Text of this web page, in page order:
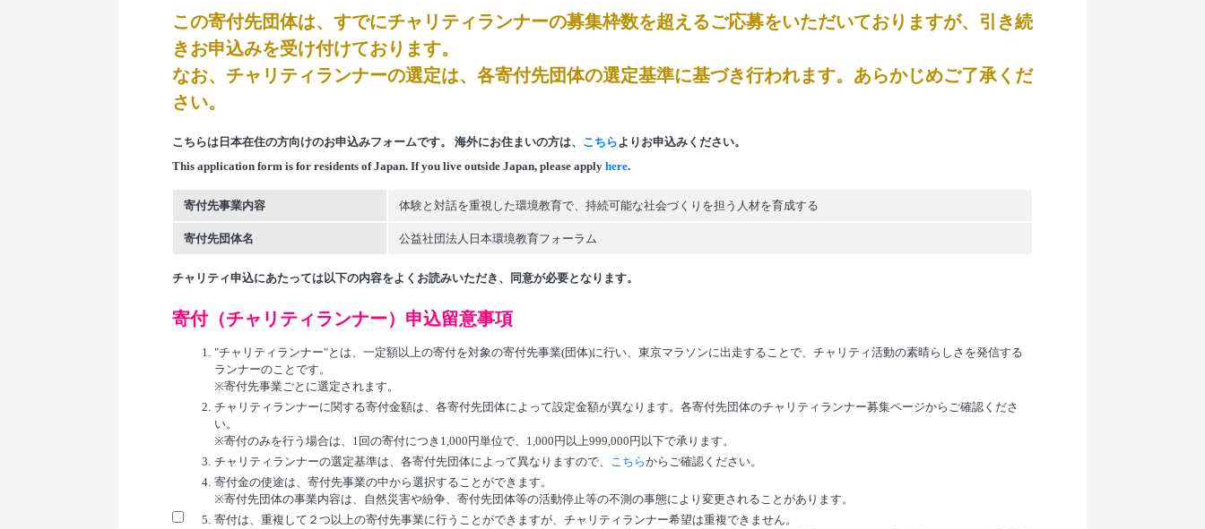
この寄付先団体は、すでにチャリティランナーの募集枠数を超えるご応募をいただいておりますが、引き続
きお申込みを受け付けております。
なお、チャリティランナーの選定は、各寄付先団体の選定基準に基づき行われます。あらかじめご了承くだ
さい。
こちらは日本在住の方向けのお申込みフォームです。 海外にお住まいの方は、 こちらよりお申込みください。
This application form is for residents of Japan. If you live outside Japan, please apply here.
寄付先事業内容 体験と対話を重視した環境教育で、持続可能な社会づくりを担う人材を育成する
寄付先団体名 公益社団法人日本環境教育フォーラム
チャリティ申込にあたっては以下の内容をよくお読みいただき、同意が必要となります。
寄付（チャリティランナー）申込留意事項
1. "チャリティランナー"とは、一定額以上の寄付を対象の寄付先事業(団体)に行い、東京マラソンに出走することで、チャリティ活動の素晴らしさを発信する
ランナーのことです。
※寄付先事業ごとに選定されます。
2. チャリティランナーに関する寄付金額は、各寄付先団体によって設定金額が異なります。各寄付先団体のチャリティランナー募集ページからご確認くださ
い。
※寄付のみを行う場合は、1回の寄付につき1,000円単位で、1,000円以上999,000円以下で承ります。
3. チャリティランナーの選定基準は、各寄付先団体によって異なりますので、 こちらからご確認ください。
4. 寄付金の使途は、寄付先事業の中から選択することができます。
※寄付先団体の事業内容は、自然災害や紛争、寄付先団体等の活動停止等の不測の事態により変更されることがあります。
5. 寄付は、重複して２つ以上の寄付先事業に行うことができますが、チャリティランナー希望は重複できません。